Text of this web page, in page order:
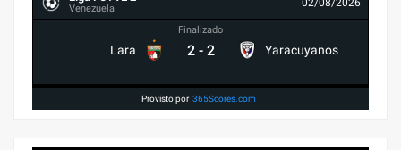
Venezuela 02/08/2026
Lara
Finalizado
2 - 2 Yaracuyanos
Provisto por 365Scores.com